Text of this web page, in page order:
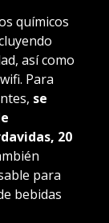
químicos
así como
Para
se
20
para
bebidas